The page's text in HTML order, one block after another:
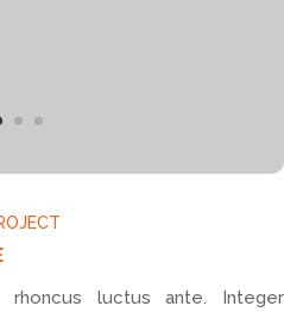
rhoncus luctus ante. Integer